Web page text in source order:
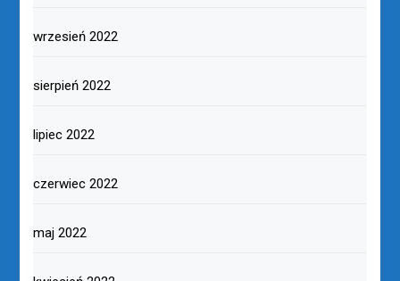
wrzesień 2022
sierpień 2022
lipiec 2022
czerwiec 2022
maj 2022